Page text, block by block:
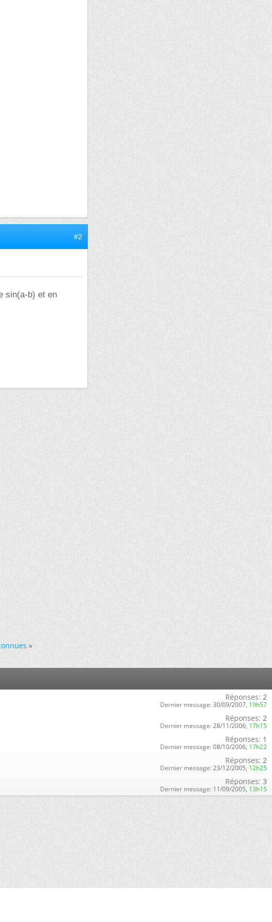
#2
sin(a-b) et en
»
Réponses: 2
Dernier message: 30/09/2007, 19h57
Réponses: 2
Dernier message: 28/11/2006, 17h15
Réponses: 1
Dernier message: 08/10/2006, 17h22
Réponses: 2
Dernier message: 23/12/2005, 12h25
Réponses: 3
Dernier message: 11/09/2005, 13h15